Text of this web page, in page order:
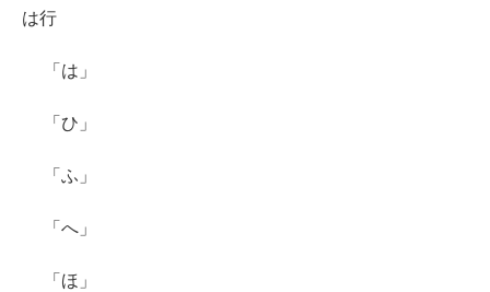
は行
「は」
「ひ」
「ふ」
「へ」
「ほ」